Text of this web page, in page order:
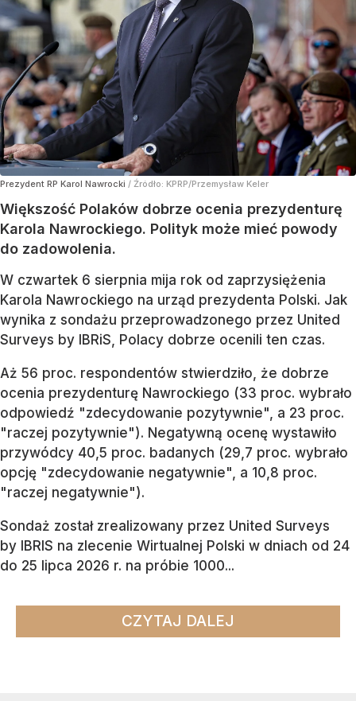
Prezydent RP Karol Nawrocki / Źródło: KPRP/Przemysław Keler
Większość Polaków dobrze ocenia prezydenturę
Karola Nawrockiego. Polityk może mieć powody
do zadowolenia.
W czwartek 6 sierpnia mija rok od zaprzysiężenia
Karola Nawrockiego na urząd prezydenta Polski. Jak
wynika z sondażu przeprowadzonego przez United
Surveys by IBRiS, Polacy dobrze ocenili ten czas.
Aż 56 proc. respondentów stwierdziło, że dobrze
ocenia prezydenturę Nawrockiego (33 proc. wybrało
odpowiedź "zdecydowanie pozytywnie", a 23 proc.
"raczej pozytywnie"). Negatywną ocenę wystawiło
przywódcy 40,5 proc. badanych (29,7 proc. wybrało
opcję "zdecydowanie negatywnie", a 10,8 proc.
"raczej negatywnie").
Sondaż został zrealizowany przez United Surveys
by IBRIS na zlecenie Wirtualnej Polski w dniach od 24
do 25 lipca 2026 r. na próbie 1000...
CZYTAJ DALEJ